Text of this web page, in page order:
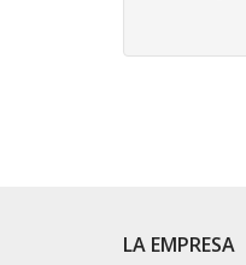
LA EMPRESA